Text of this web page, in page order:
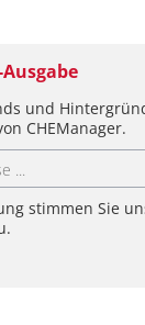
und
CHEManager.
stimmen Sie